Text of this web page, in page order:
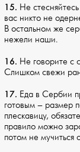
15. Не
вас никто не
В остальном же
нежели наши.
16. Не говорите с
Слишком свежи
17. Еда в Сербии
готовым – размер
плескавицу,
правило можно
потом не мучиться